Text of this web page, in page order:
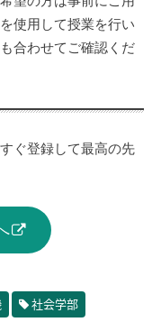
使用して授業を行い
合わせてご確認くだ
ぐ登録して最高の先
社会学部